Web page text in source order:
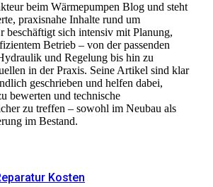
beim Wärmepumpen Blog und steht
praxisnahe Inhalte rund um
beschäftigt sich intensiv mit Planung,
Betrieb – von der passenden
und Regelung bis hin zu
in der Praxis. Seine Artikel sind klar
geschrieben und helfen dabei,
bewerten und technische
zu treffen – sowohl im Neubau als
im Bestand.
Kosten